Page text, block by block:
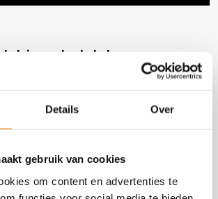
Details Over
gebruik van cookies
om content en advertenties te
je eerder bekeken